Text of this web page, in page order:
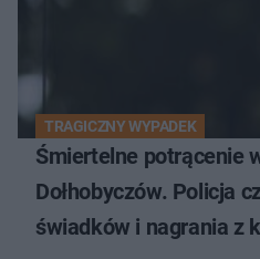
TRAGICZNY WYPADEK
Śmiertelne potrącenie
Dołhobyczów. Policja
świadków i nagrania z